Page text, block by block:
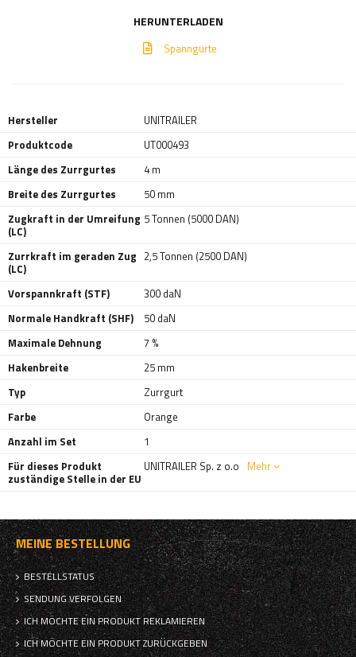
HERUNTERLADEN
Spanngurte
Hersteller
UNITRAILER
Produktcode
UT000493
Länge des Zurrgurtes
4 m
Breite des Zurrgurtes
50 mm
Zugkraft in der Umreifung
(LC)
5 Tonnen (5000 DAN)
Zurrkraft im geraden Zug
(LC)
2,5 Tonnen (2500 DAN)
Vorspannkraft (STF)
300 daN
Normale Handkraft (SHF)
50 daN
Maximale Dehnung
7 %
Hakenbreite
25 mm
Typ
Zurrgurt
Farbe
Orange
Anzahl im Set
1
Für dieses Produkt
zuständige Stelle in der EU
UNITRAILER Sp. z o.o Mehr
MEINE BESTELLUNG
BESTELLSTATUS
SENDUNG VERFOLGEN
ICH MÖCHTE EIN PRODUKT REKLAMIEREN
ICH MÖCHTE EIN PRODUKT ZURÜCKGEBEN